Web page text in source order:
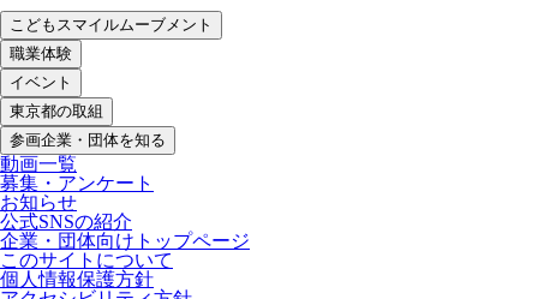
こどもスマイルムーブメント
職業体験
イベント
東京都の取組
参画企業・団体を知る
動画一覧
募集・アンケート
お知らせ
公式SNSの紹介
企業・団体向けトップページ
このサイトについて
個人情報保護方針